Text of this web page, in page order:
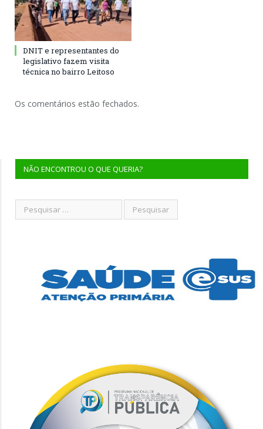
DNIT e representantes do
legislativo fazem visita
técnica no bairro Leitoso
Os comentários estão fechados.
NÃO ENCONTROU O QUE QUERIA?